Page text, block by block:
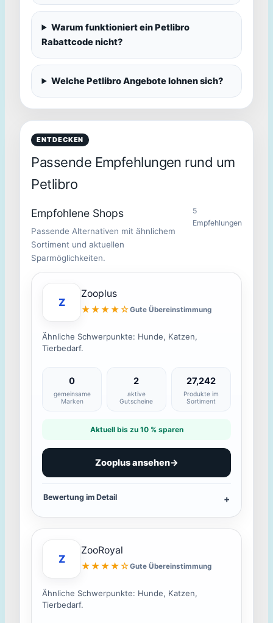
Warum funktioniert ein Petlibro
Rabattcode nicht?
Welche Petlibro Angebote lohnen sich?
ENTDECKEN
Passende Empfehlungen rund um
Petlibro
Empfohlene Shops
Passende Alternativen mit ähnlichem
Sortiment und aktuellen
Sparmöglichkeiten.
5
Empfehlungen
Z
Zooplus
★★★★☆Gute Übereinstimmung
Ähnliche Schwerpunkte: Hunde, Katzen,
Tierbedarf.
0
gemeinsame
Marken
2
aktive
Gutscheine
27,242
Produkte im
Sortiment
Aktuell bis zu 10 % sparen
Zooplus ansehen→
Bewertung im Detail
Z
ZooRoyal
★★★★☆Gute Übereinstimmung
Ähnliche Schwerpunkte: Hunde, Katzen,
Tierbedarf.